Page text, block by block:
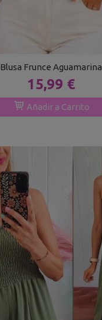
Blusa Frunce Aguamarina
15,99 €
Añadir a Carrito